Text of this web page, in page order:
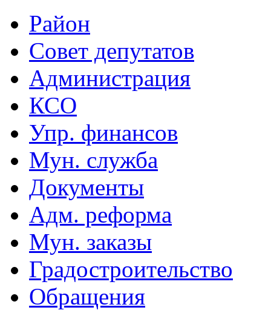
Район
Совет депутатов
Администрация
КСО
Упр. финансов
Мун. служба
Документы
Адм. реформа
Мун. заказы
Градостроительство
Обращения